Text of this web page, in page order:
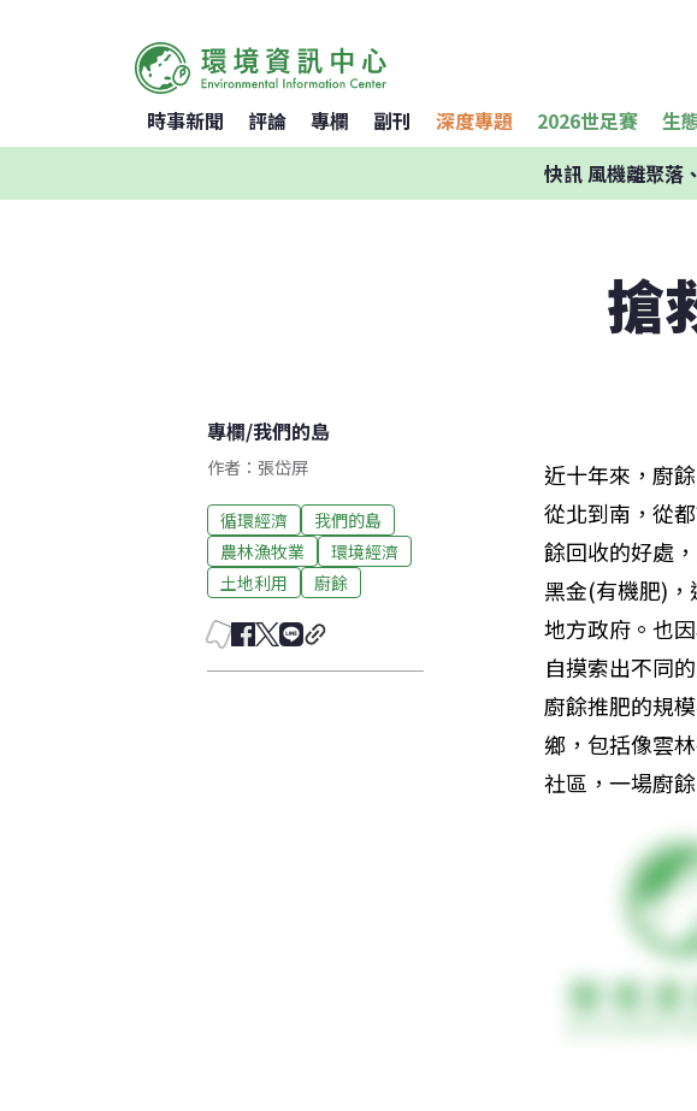
時事新聞 評論 專欄 副刊 深度專題 2026世足賽 生
快訊風機離聚落
搶
專欄/我們的島
作者：張岱屏
循環經濟
我們的島
農林漁牧業
環境經濟
土地利用
廚餘
近十年來，廚
從北到南，從
餘回收的好處
黑金(有機肥)
地方政府。也
自摸索出不同
廚餘推肥的規
鄉，包括像雲
社區，一場廚